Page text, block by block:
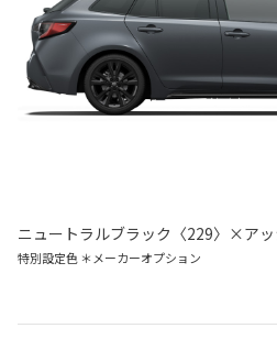
ニュートラルブラック〈229〉×アッ
特別設定色 ＊メーカーオプション